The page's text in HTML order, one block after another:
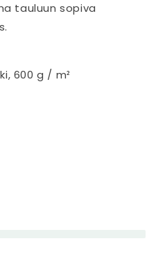
tauluun sopiva
600 g / m²